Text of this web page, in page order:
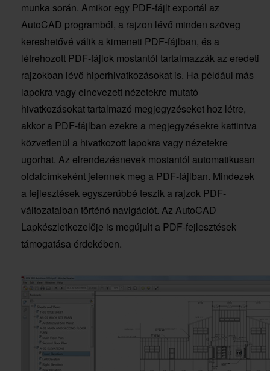
munka során. Amikor egy PDF-fájlt exportál az
AutoCAD programból, a rajzon lévő minden szöveg
kereshetővé válik a kimeneti PDF-fájlban, és a
létrehozott PDF-fájlok mostantól tartalmazzák az eredeti
rajzokban lévő hiperhivatkozásokat is. Ha például más
lapokra vagy elnevezett nézetekre mutató
hivatkozásokat tartalmazó megjegyzéseket hoz létre,
akkor a PDF-fájlban ezekre a megjegyzésekre kattintva
közvetlenül a hivatkozott lapokra vagy nézetekre
ugorhat. Az elrendezésnevek mostantól automatikusan
oldalcímkeként jelennek meg a PDF-fájlban. Mindezek
a fejlesztések egyszerűbbé teszik a rajzok PDF-
változataiban történő navigációt. Az AutoCAD
Lapkészletkezelője is megújult a PDF-fejlesztések
támogatása érdekében.